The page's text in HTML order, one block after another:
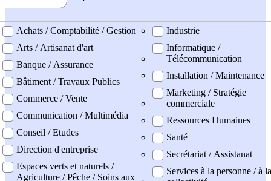
professionel
Achats / Comptabilité / Gestion
Arts / Artisanat d'art
Banque / Assurance
Bâtiment / Travaux Publics
Commerce / Vente
Communication / Multimédia
Conseil / Etudes
Direction d'entreprise
Espaces verts et naturels /
Agriculture / Pêche / Soins aux
Industrie
Informatique /
Télécommunication
Installation / Maintenance
Marketing / Stratégie
commerciale
Ressources Humaines
Santé
Secrétariat / Assistanat
Services à la personne / à la